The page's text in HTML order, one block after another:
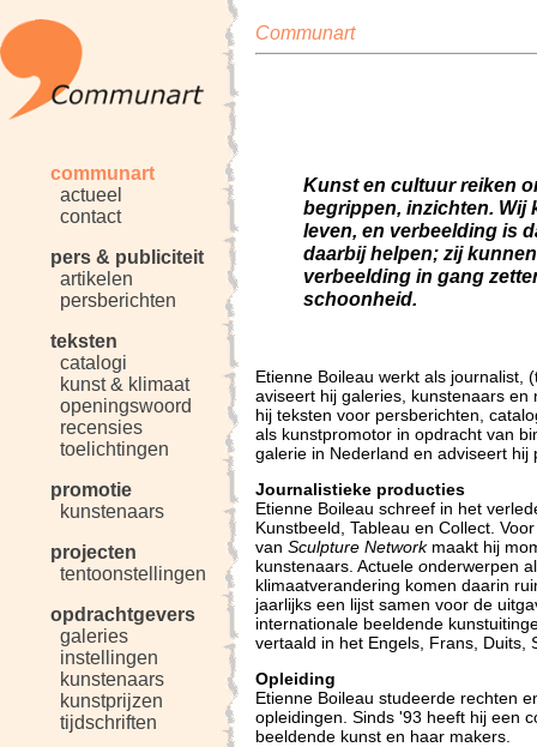
communart
actueel
contact
pers & publiciteit
artikelen
persberichten
teksten
catalogi
kunst & klimaat
openingswoord
recensies
toelichtingen
promotie
kunstenaars
projecten
tentoonstellingen
opdrachtgevers
galeries
instellingen
kunstenaars
kunstprijzen
tijdschriften
Communart
Kunst en cultuur reiken
begrippen, inzichten. Wij
leven, en verbeelding is
daarbij helpen; zij
verbeelding in gang
schoonheid.
Etienne Boileau werkt als journalist,
aviseert hij galeries, kunstenaars
hij teksten voor persberichten,
als kunstpromotor in opdracht van
galerie in Nederland en adviseert
Journalistieke producties
Etienne Boileau schreef in het
Kunstbeeld, Tableau en Collect.
van Sculpture Networkmaakt hij
kunstenaars. Actuele onderwerpen
klimaatverandering komen daarin
jaarlijks een lijst samen voor de
internationale beeldende
vertaald in het Engels, Frans, Duits,
Opleiding
Etienne Boileau studeerde rechten
opleidingen. Sinds '93 heeft hij een
beeldende kunst en haar makers.